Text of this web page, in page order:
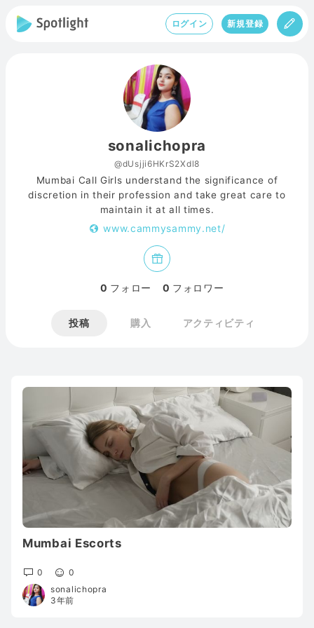
ログイン 新規登録
sonalichopra
@dUsjji6HKrS2Xdl8
Mumbai Call Girls understand the significance of
discretion in their profession and take great care to
maintain it at all times.
www.cammysammy.net/
0 フォロー 0 フォロワー
投稿 購入 アクティビティ
Mumbai Escorts
0
0
sonalichopra
3年前